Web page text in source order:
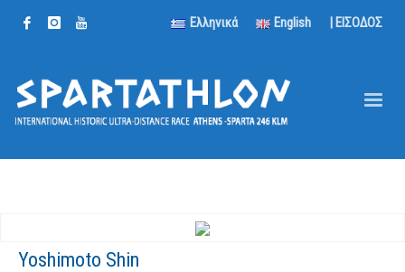
Ελληνικά English | ΕΙΣΟΔΟΣ
Yoshimoto Shin